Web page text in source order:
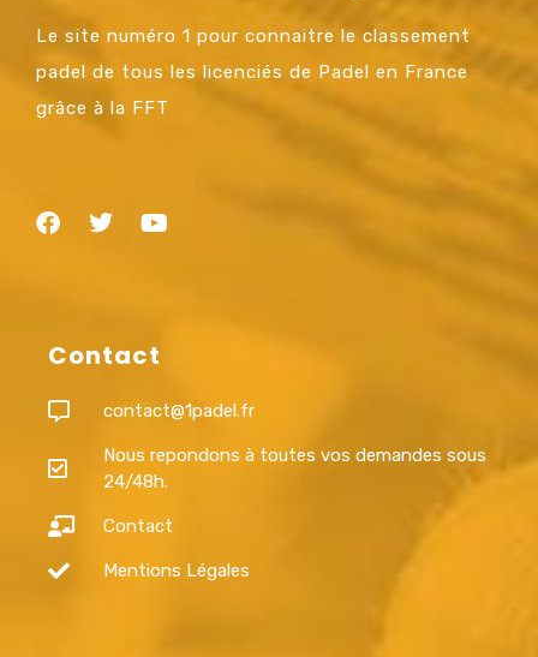
Le site numéro 1 pour connaitre le classement
padel de tous les licenciés de Padel en France
grâce à la FFT
Contact
contact@1padel.fr
Nous repondons à toutes vos demandes sous
24/48h.
Contact
Mentions Légales